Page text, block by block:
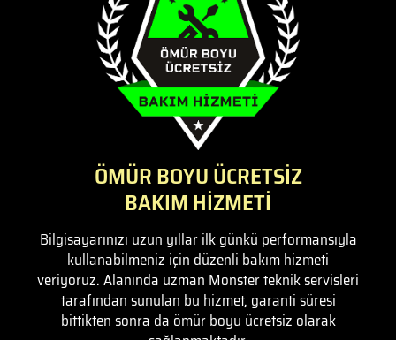
ÖMÜR BOYU ÜCRETSİZ
BAKIM HİZMETİ
Bilgisayarınızı uzun yıllar ilk günkü performansıyla
kullanabilmeniz için düzenli bakım hizmeti
veriyoruz. Alanında uzman Monster teknik servisleri
tarafından sunulan bu hizmet, garanti süresi
bittikten sonra da ömür boyu ücretsiz olarak